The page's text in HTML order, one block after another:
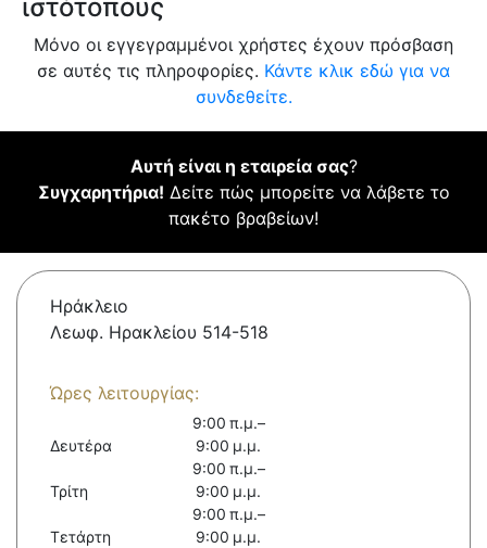
ιστότοπους
Μόνο οι εγγεγραμμένοι χρήστες έχουν πρόσβαση
σε αυτές τις πληροφορίες. Κάντε κλικ εδώ για να
συνδεθείτε.
Αυτή είναι η εταιρεία σας?
Συγχαρητήρια! Δείτε πώς μπορείτε να λάβετε το
πακέτο βραβείων!
Ηράκλειο
Λεωφ. Ηρακλείου 514-518
Ώρες λειτουργίας:
Δευτέρα
9:00 π.μ.–
9:00 μ.μ.
Τρίτη
9:00 π.μ.–
9:00 μ.μ.
Τετάρτη
9:00 π.μ.–
9:00 μ.μ.